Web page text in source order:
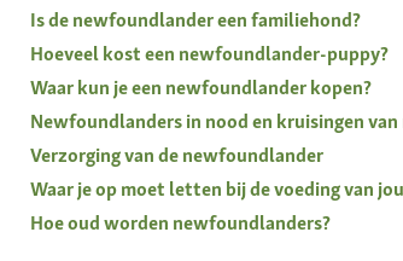
Is de newfoundlander een familiehond?
Hoeveel kost een newfoundlander-puppy?
Waar kun je een newfoundlander kopen?
Newfoundlanders in nood en kruisingen
Verzorging van de newfoundlander
Waar je op moet letten bij de voeding van
Hoe oud worden newfoundlanders?